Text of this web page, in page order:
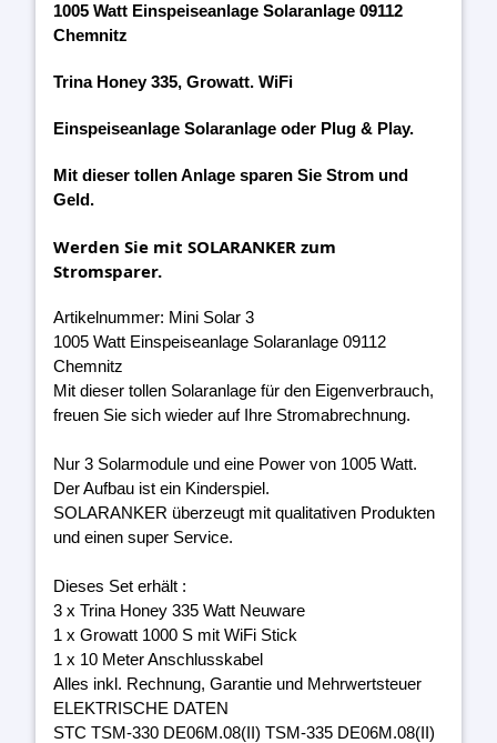
1005 Watt Einspeiseanlage Solaranlage 09112
Chemnitz
Trina Honey 335, Growatt. WiFi
Einspeiseanlage Solaranlage oder Plug & Play.
Mit dieser tollen Anlage sparen Sie Strom und
Geld.
Werden Sie mit SOLARANKER zum
Stromsparer.
Artikelnummer: Mini Solar 3
1005 Watt Einspeiseanlage Solaranlage 09112
Chemnitz
Mit dieser tollen Solaranlage für den Eigenverbrauch,
freuen Sie sich wieder auf Ihre Stromabrechnung.
Nur 3 Solarmodule und eine Power von 1005 Watt.
Der Aufbau ist ein Kinderspiel.
SOLARANKER überzeugt mit qualitativen Produkten
und einen super Service.
Dieses Set erhält :
3 x Trina Honey 335 Watt Neuware
1 x Growatt 1000 S mit WiFi Stick
1 x 10 Meter Anschlusskabel
Alles inkl. Rechnung, Garantie und Mehrwertsteuer
ELEKTRISCHE DATEN
STC TSM-330 DE06M.08(II) TSM-335 DE06M.08(II)